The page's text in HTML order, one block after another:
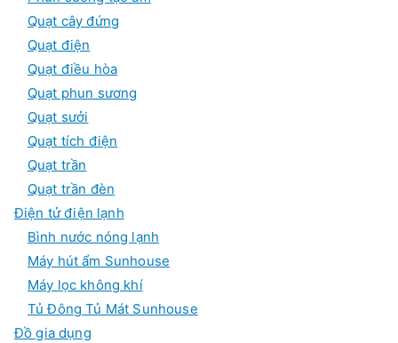
Quạt cây đứng
Quạt điện
Quạt điều hòa
Quạt phun sương
Quạt sưởi
Quạt tích điện
Quạt trần
Quạt trần đèn
Điện tử điện lạnh
Bình nước nóng lạnh
Máy hút ẩm Sunhouse
Máy lọc không khí
Tủ Đông Tủ Mát Sunhouse
Đồ gia dụng